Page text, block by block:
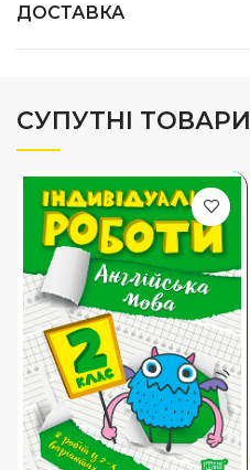
ДОСТАВКА
СУПУТНІ ТОВАРИ